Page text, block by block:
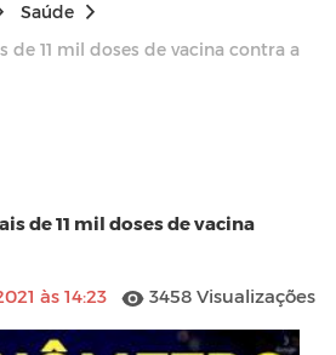
Saúde
de 11 mil doses de vacina contra a
de 11 mil doses de vacina
às 14:23 3458 Visualizações